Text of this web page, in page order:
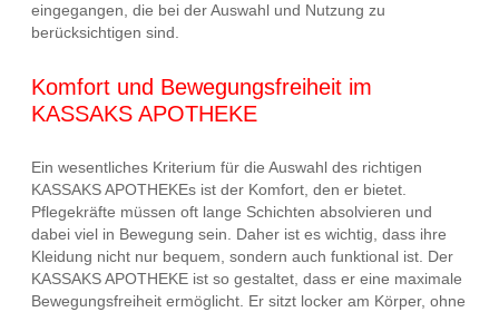
eingegangen, die bei der Auswahl und Nutzung zu
berücksichtigen sind.
Komfort und Bewegungsfreiheit im
KASSAKS APOTHEKE
Ein wesentliches Kriterium für die Auswahl des richtigen
KASSAKS APOTHEKEs ist der Komfort, den er bietet.
Pflegekräfte müssen oft lange Schichten absolvieren und
dabei viel in Bewegung sein. Daher ist es wichtig, dass ihre
Kleidung nicht nur bequem, sondern auch funktional ist. Der
KASSAKS APOTHEKE ist so gestaltet, dass er eine maximale
Bewegungsfreiheit ermöglicht. Er sitzt locker am Körper, ohne